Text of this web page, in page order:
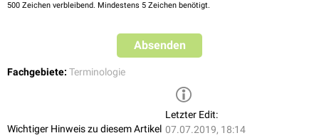
500 Zeichen verbleibend. Mindestens 5 Zeichen benötigt.
Absenden
Fachgebiete: Terminologie
Wichtiger Hinweis zu diesem Artikel
Letzter Edit:
07.07.2019, 18:14